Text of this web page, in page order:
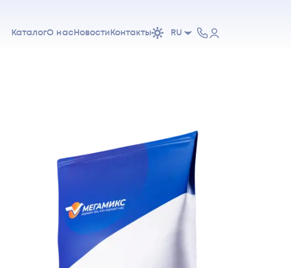
КаталогО нас Новости Контакты RU